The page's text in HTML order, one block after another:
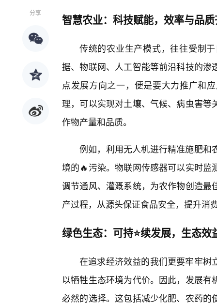
分享 智慧农业：科技赋能，效率与品
传统的农业生产模式，往往受制
据、物联网、人工智能等前沿科技的
点发展方向之一，便是要大力推广和
理，可以实现对土壤、气候、病虫害
作物产量和品质。
例如，利用无人机进行精准施肥和
境的🔥污染。物联网传感器可以实时
调节通风、灌溉系统，为农作物创造
产过程，从源头保证食品安全，提升消
绿色生态：可持⭐续发展，生态
在追求经济效益的我们更要牢牢树
以牺牲生态环境为代价。因此，发展
必然的选择。这包括减少化肥、农药